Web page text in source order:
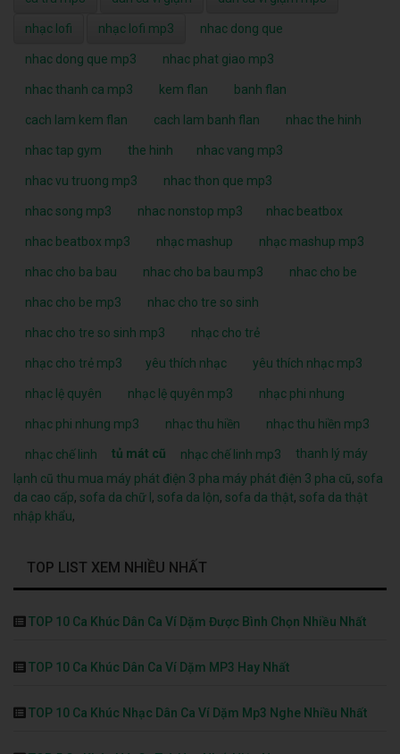
nhạc lofi nhạc lofi mp3 nhac dong que
nhac dong que mp3 nhac phat giao mp3
nhac thanh ca mp3 kem flan banh flan
cach lam kem flan cach lam banh flan nhac the hinh
nhac tap gym the hinh nhac vang mp3
nhac vu truong mp3 nhac thon que mp3
nhac song mp3 nhac nonstop mp3 nhac beatbox
nhac beatbox mp3 nhạc mashup nhạc mashup mp3
nhac cho ba bau nhac cho ba bau mp3 nhac cho be
nhac cho be mp3 nhac cho tre so sinh
nhac cho tre so sinh mp3 nhạc cho trẻ
nhạc cho trẻ mp3 yêu thích nhạc yêu thích nhạc mp3
nhạc lệ quyên nhạc lệ quyên mp3 nhạc phi nhung
nhạc phi nhung mp3 nhạc thu hiền nhạc thu hiền mp3
nhạc chế linh tủ mát cũ nhạc chế linh mp3
thanh lý máy
lạnh cũ thu mua máy phát điện 3 pha máy phát điện 3 pha cũ, sofa
da cao cấp, sofa da chữ l , sofa da lộn, sofa da thật, sofa da thật
nhập khẩu,
TOP LIST XEM NHIỀU NHẤT
TOP 10 Ca Khúc Dân Ca Ví Dặm Được Bình Chọn Nhiều Nhất
TOP 10 Ca Khúc Dân Ca Ví Dặm MP3 Hay Nhất
TOP 10 Ca Khúc Nhạc Dân Ca Ví Dặm Mp3 Nghe Nhiều Nhất